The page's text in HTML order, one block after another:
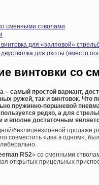
сменными стволами
для «залповой»
для охоты (вместо
винтовки со
самый простой вариант,
ружей, так и винтовок. Что
пружинно-поршневой
редко, а для
и вполне достаточным
безлицензионной продаже
совместить «два в одном»,
RS2» со сменными
открытых прицельных